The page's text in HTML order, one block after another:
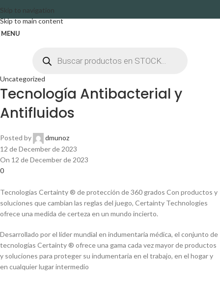
Skip to navigation
Skip to main content
MENU
Uncategorized
Tecnología Antibacterial y
Antifluidos
Posted by
dmunoz
12 de December de 2023
On 12 de December de 2023
0
Tecnologías Certainty ® de protección de 360 ​​grados Con productos y
soluciones que cambian las reglas del juego, Certainty Technologies
ofrece una medida de certeza en un mundo incierto.
Desarrollado por el líder mundial en indumentaria médica, el conjunto de
tecnologías Certainty ® ofrece una gama cada vez mayor de productos
y soluciones para proteger su indumentaria en el trabajo, en el hogar y
en cualquier lugar intermedio